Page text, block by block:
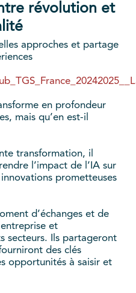
révolution et
approches et partage
en profondeur
mais qu’en est-il
transformation, il
l’impact de l’IA sur
prometteuses
d’échanges et de
et
secteurs. Ils partageront
des clés
opportunités à saisir et